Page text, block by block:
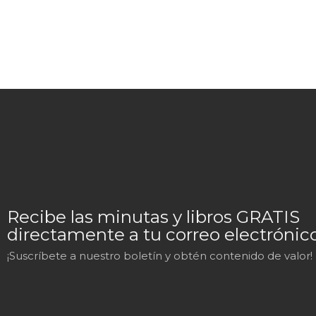
Recibe las minutas y libros GRATIS
directamente a tu correo
¡Suscríbete a nuestro boletín y obtén contenido de valor!